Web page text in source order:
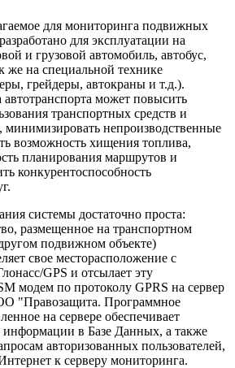
для мониторинга подвижных
для эксплуатации на
и грузовой автомобиль, автобус,
же на специальной технике
грейдеры, автокраны и т.д.).
может повысить
транспортных средств и
минимизировать непроизводственные
возможность хищения топлива,
планирования маршрутов и
конкурентоспособность
системы достаточно проста:
размещенное на транспортном
подвижном объекте)
свое месторасположение с
GPS и отсылает эту
модем по протоколу GPRS на сервер
"Правозащита. Программное
на сервере обеспечивает
информации в Базе Данных, а также
авторизованных пользователей,
к серверу мониторинга.